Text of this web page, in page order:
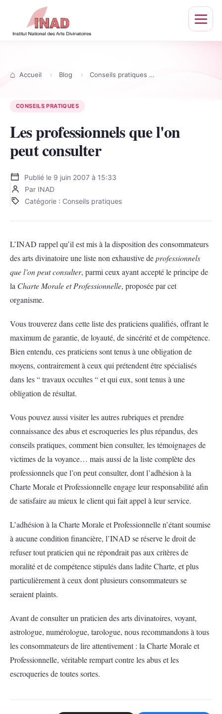
Ouvrir
Accueil Blog Conseils pratiques
CONSEILS PRATIQUES
Les professionnels que l'on
peut consulter
Publié le 9 juin 2007 à 15:33
Par INAD
Catégorie : Conseils pratiques
L’INAD rappel qu’il est mis à la disposition des consommateurs
des arts divinatoire une liste non exhaustive deprofessionnels
que l’on peut consulter, parmi ceux ayant accepté le principe de
la Charte Morale et Professionnelle, proposée par cet
organisme.
Vous trouverez dans cette liste des praticiens qualifiés, offrant le
maximum de garantie, de loyauté, de sincérité et de compétence.
Bien entendu, ces praticiens sont tenus à une obligation de
moyens, contrairement à ceux qui prétendent être spécialisés
dans les “ travaux occultes “ et qui eux, sont tenus à une
obligation de résultat.
Vous pouvez aussi visiter les autres rubriques et prendre
connaissance des abus et escroqueries les plus répandus, des
conseils pratiques, comment bien consulter, les témoignages de
victimes de la voyance… mais aussi de la liste complète des
professionnels que l’on peut consulter, dont l’adhésion à la
Charte Morale et Professionnelle engage leur responsabilité afin
de satisfaire au mieux le client qui fait appel à leur service.
L’adhésion à la Charte Morale et Professionnelle n’étant soumise
à aucune condition financière, l’INAD se réserve le droit de
refuser tout praticien qui ne répondrait pas aux critères de
moralité et de compétence stipulés dans ladite Charte, et plus
particulièrement à ceux dont plusieurs consommateurs se
seraient plaints.
Avant de consulter un praticien des arts divinatoires, voyant,
astrologue, numérologue, tarologue, nous recommandons à tous
les consommateurs de lire attentivement : la Charte Morale et
Professionnelle, véritable rempart contre les abus et les
escroqueries de toutes sortes.